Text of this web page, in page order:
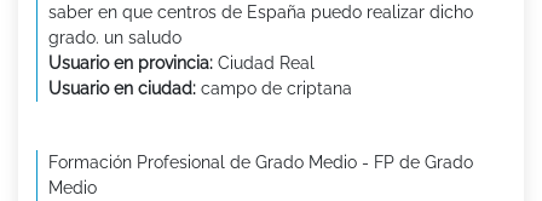
saber en que centros de España puedo realizar dicho
grado. un saludo
Usuario en provincia: Ciudad Real
Usuario en ciudad: campo de criptana
Formación Profesional de Grado Medio - FP de Grado
Medio